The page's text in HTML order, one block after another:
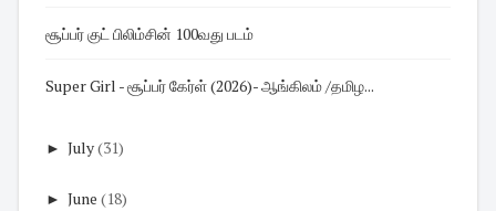
சூப்பர் குட் பிலிம்சின் 100வது படம்
Super Girl - சூப்பர் கேர்ள் (2026)- ஆங்கிலம் /தமிழ...
► July(31)
► June (18)